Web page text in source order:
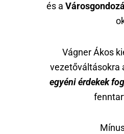
és a
Vágner Ákos
vezetőváltásokra
egyéni érdekek